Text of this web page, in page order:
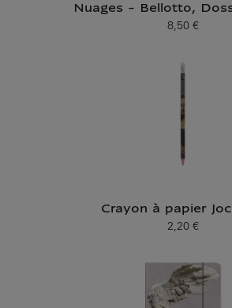
Nuages - Bellotto,
Prix ​​actuel
8,50 €
Crayon à papier
Prix ​​actuel
2,20 €